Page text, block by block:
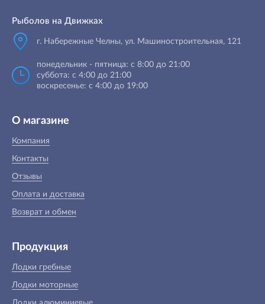
Рыболов на Движках
г. Набережные Челны, ул. Машиностроительная, 121
понедельник - пятница: с 8:00 до 21:00
суббота: с 4:00 до 21:00
воскресенье: с 4:00 до 19:00
О магазине
Компания
Контакты
Отзывы
Оплата и доставка
Возврат и обмен
Продукция
Лодки гребные
Лодки моторные